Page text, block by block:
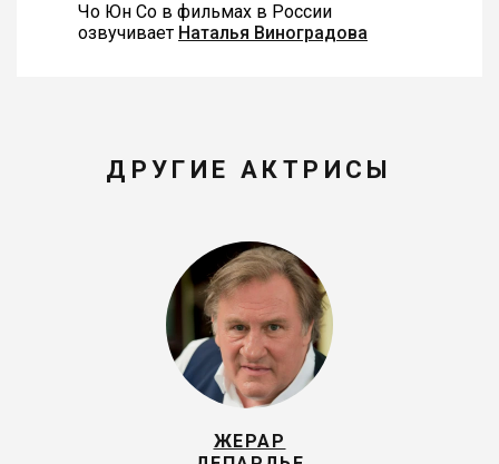
Чо Юн Со в фильмах в России
озвучивает Наталья Виноградова
ДРУГИЕ АКТРИСЫ
ЖЕРАР